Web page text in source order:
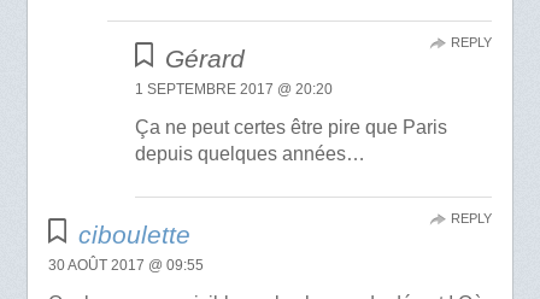
Gérard
1 SEPTEMBRE 2017 @ 20:20
Ça ne peut certes être pire que Paris
depuis quelques années…
REPLY
ciboulette
30 AOÛT 2017 @ 09:55
REPLY